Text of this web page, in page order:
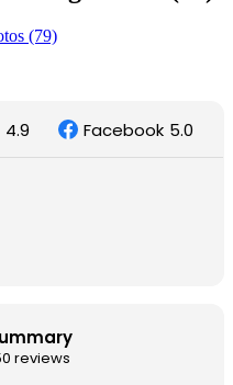
4.9 Facebook 5.0
reviews